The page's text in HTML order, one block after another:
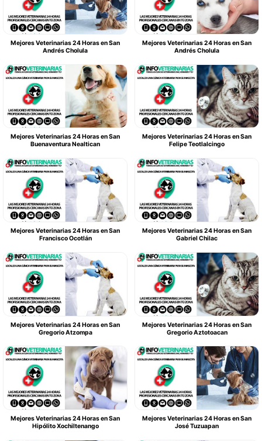
Mejores Veterinarias 24 Horas en San
Andrés Cholula
Mejores Veterinarias 24 Horas en San
Andrés Cholula
Mejores Veterinarias 24 Horas en San
Buenaventura Nealtican
Mejores Veterinarias 24 Horas en San
Felipe Teotlalcingo
Mejores Veterinarias 24 Horas en San
Francisco Ocotlán
Mejores Veterinarias 24 Horas en San
Gabriel Chilac
Mejores Veterinarias 24 Horas en San
Gregorio Atzompa
Mejores Veterinarias 24 Horas en San
Gregorio Aztotoacan
Mejores Veterinarias 24 Horas en San
Hipólito Xochiltenango
Mejores Veterinarias 24 Horas en San
José Tuzuapan